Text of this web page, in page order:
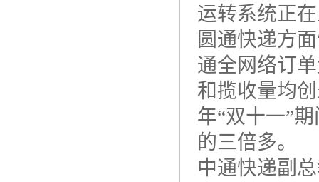
运转系统正
圆通快递方
通全网络订
和揽收量均
年“双十一”
的三倍多。
中通快递副